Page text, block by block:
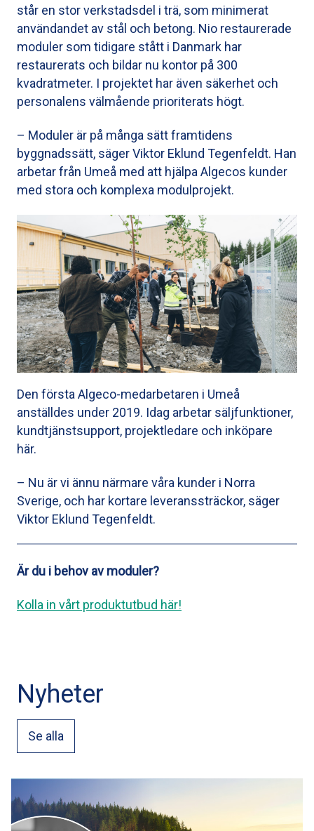
står en stor verkstadsdel i trä, som minimerat
användandet av stål och betong. Nio restaurerade
moduler som tidigare stått i Danmark har
restaurerats och bildar nu kontor på 300
kvadratmeter. I projektet har även säkerhet och
personalens välmående prioriterats högt.
– Moduler är på många sätt framtidens
byggnadssätt, säger Viktor Eklund Tegenfeldt. Han
arbetar från Umeå med att hjälpa Algecos kunder
med stora och komplexa modulprojekt.
Den första Algeco-medarbetaren i Umeå
anställdes under 2019. Idag arbetar säljfunktioner,
kundtjänstsupport, projektledare och inköpare
här.
– Nu är vi ännu närmare våra kunder i Norra
Sverige, och har kortare leveranssträckor, säger
Viktor Eklund Tegenfeldt.
Är du i behov av moduler?
Kolla in vårt produktutbud här!
Nyheter
Se alla